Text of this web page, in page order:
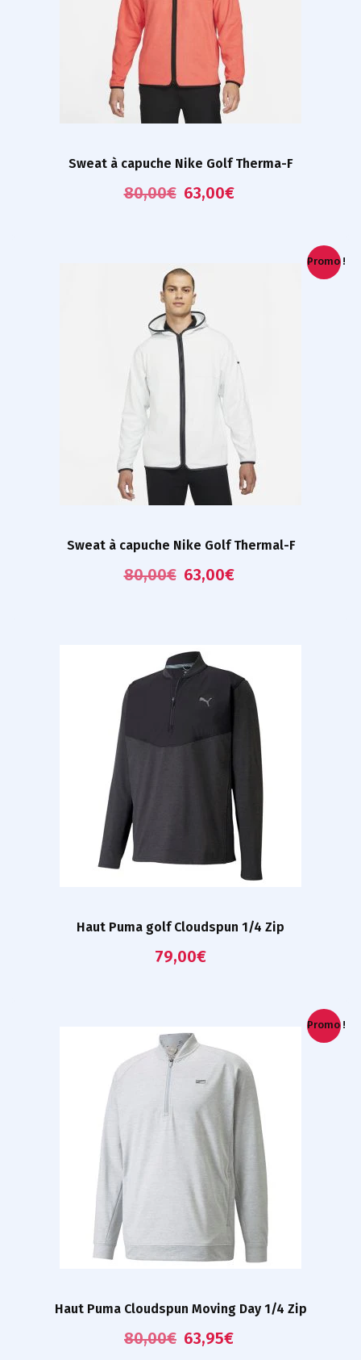
Sweat à capuche Nike Golf Therma-F
80,00€ 63,00€
Promo !
Sweat à capuche Nike Golf Thermal-F
80,00€ 63,00€
Haut Puma golf Cloudspun 1/4 Zip
79,00€
Promo !
Haut Puma Cloudspun Moving Day 1/4 Zip
80,00€ 63,95€